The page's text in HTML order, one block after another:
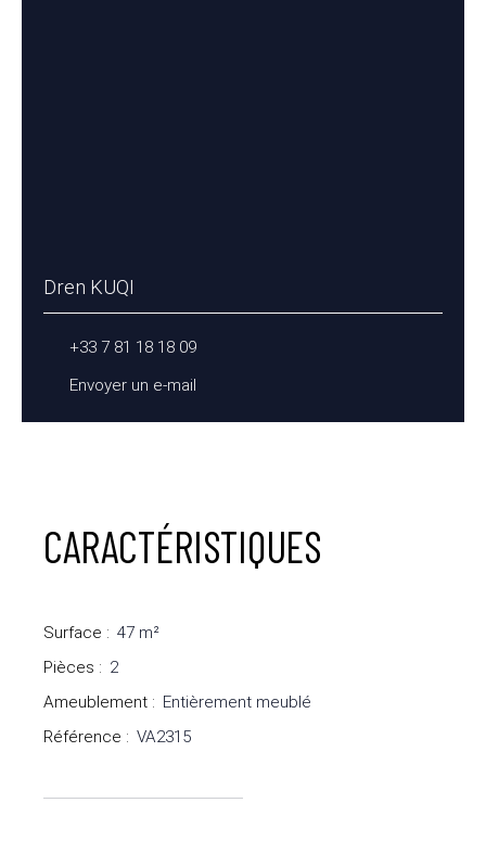
Dren KUQI
+33 7 81 18 18 09
Envoyer un e-mail
CARACTÉRISTIQUES
Surface : 47 m²
Pièces : 2
Ameublement : Entièrement meublé
Référence : VA2315